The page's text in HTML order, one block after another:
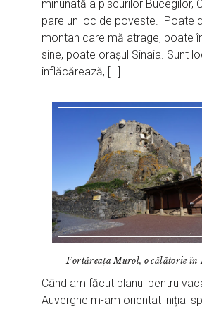
minunată a piscurilor Bucegilor,
pare un loc de poveste. Poate
montan care mă atrage, poate
sine, poate orașul Sinaia. Sunt
înflăcărează, […]
Fortăreața Murol, o călătorie în
Când am făcut planul pentru
Auvergne m-am orientat inițial